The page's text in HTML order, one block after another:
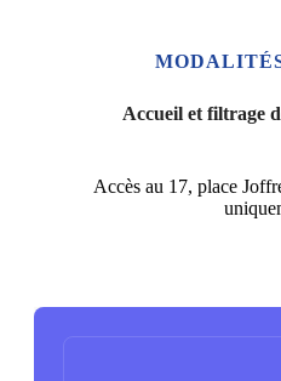
Accueil et filtrage
Accès au 17, place